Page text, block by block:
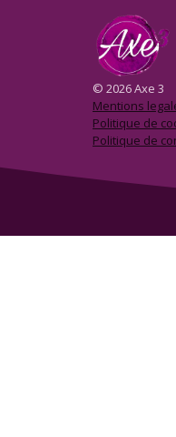
© 2026 Axe 3
Mentions
Politique de
Politique de